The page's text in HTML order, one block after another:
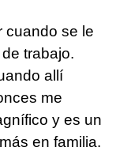
cuando se le
trabajo.
allí
me
y es un
en familia.